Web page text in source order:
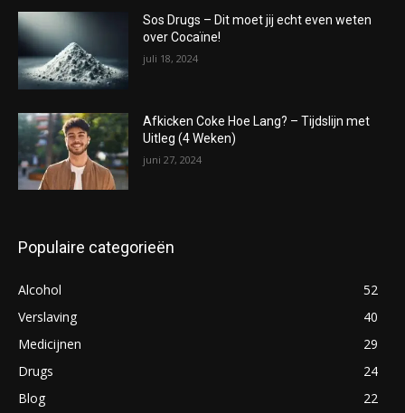
Sos Drugs – Dit moet jij echt even weten
over Cocaïne!
juli 18, 2024
Afkicken Coke Hoe Lang? – Tijdslijn met
Uitleg (4 Weken)
juni 27, 2024
Populaire categorieën
Alcohol
52
Verslaving
40
Medicijnen
29
Drugs
24
Blog
22